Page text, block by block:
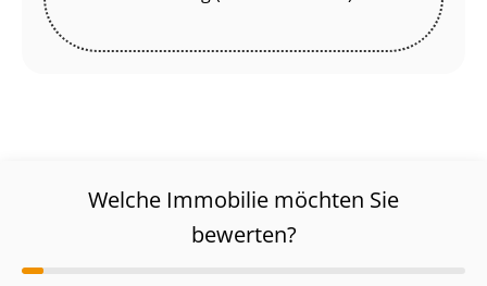
Welche Immobilie möchten Sie
bewerten?